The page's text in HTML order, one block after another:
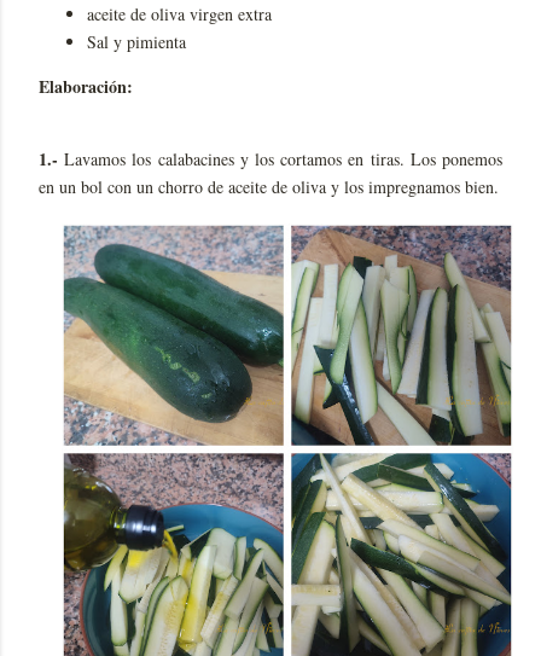
aceite de oliva virgen extra
Sal y pimienta
Elaboración:
1.- Lavamos los calabacines y los cortamos en tiras. Los ponemos
en un bol con un chorro de aceite de oliva y los impregnamos bien.